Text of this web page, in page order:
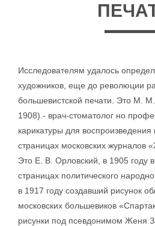
Исследователям удалось
художников, еще до революции
большевистской печати. Это М.
1908).- врач-стоматолог но
карикатуры для воспроизведения
страницах московских журналов
Это Е. В. Орловский, в 1905 году
страницах политического
в 1917 году создавший рисунок
московских большевиков
рисунки под псевдонимом Женя